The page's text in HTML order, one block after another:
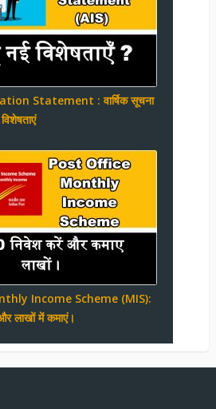
Statement : वार्षिक सूचना
Income Scheme (MIS):
लाखों में कमाएं।